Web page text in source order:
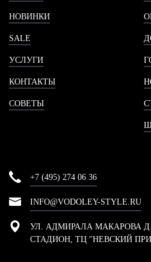
НОВИНКИ
SALE
УСЛУГИ
КОНТАКТЫ
СОВЕТЫ
+7 (495) 274 06 36
INFO@VODOLEY-STYLE.RU
УЛ. АДМИРАЛА МАКАРОВА
СТАДИОН, ТЦ "НЕВСКИЙ